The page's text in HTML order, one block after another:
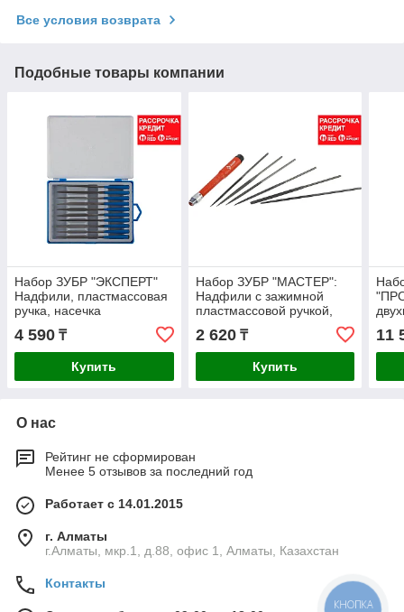
Все условия возврата
Подобные товары компании
Набор ЗУБР "ЭКСПЕРТ"
Надфили, пластмассовая
ручка, насечка
10шт (16021-2-H10)
4 590 ₸
Купить
Набор ЗУБР "МАСТЕР":
Надфили с зажимной
пластмассовой ручкой,
2 620₸
Купить
11
О нас
Рейтинг не сформирован
Менее 5 отзывов за последний год
Работает с 14.01.2015
г. Алматы
г.Алматы, мкр.1, д.88, офис 1, Алматы, Казахстан
Контакты
КНОПКА